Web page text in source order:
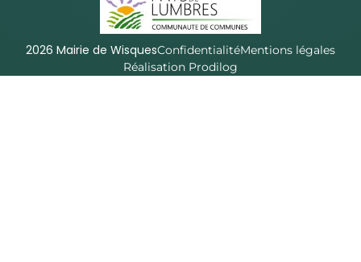
2026 Mairie de WisquesConfidentialitéMentions légales
Réalisation Prodilog